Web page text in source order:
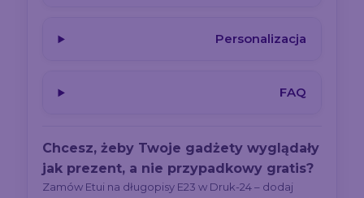
Personalizacja
FAQ
Chcesz, żeby Twoje gadżety wyglądały
jak prezent, a nie przypadkowy gratis?
Zamów Etui na długopisy E23 w Druk-24 – dodaj